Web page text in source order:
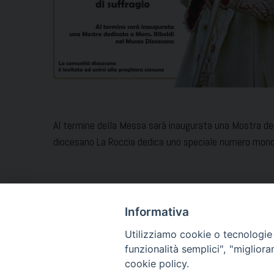
Al termine della Messa sarà inaugurata una Mostra
diocesano La Roccia dedica uno speciale numero
Informativa
Utilizziamo cookie o
funzionalità semplici",
cookie policy.